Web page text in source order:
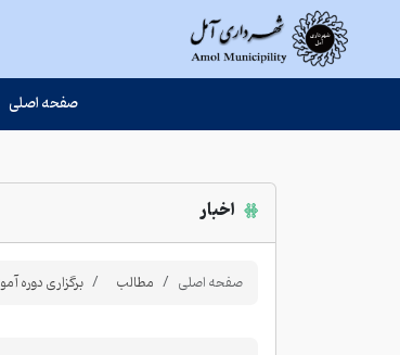
صفحه اصلی
اخبار
صفحه اصلی مطالب برگزاری دوره